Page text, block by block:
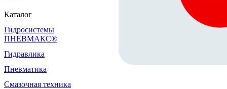
Каталог
Гидросистемы
ПНЕВМАКС®
Гидравлика
Пневматика
Смазочная техника